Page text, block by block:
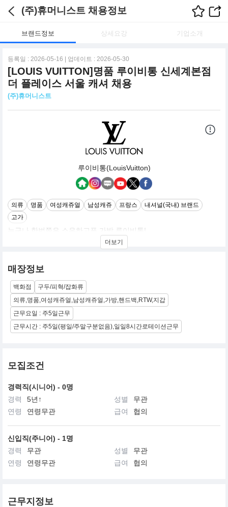
(주)휴머니스트 채용정보
브랜드정보 상세요강 기업소개
등록일 : 2026-05-16 | 업데이트 : 2026-05-30
[LOUIS VUITTON]명품 루이비통 신세계본점
더 플레이스 서울 캐셔 채용
(주)휴머니스트
루이비통(LouisVuitton)
의류 명품 여성캐쥬얼 남성캐쥬 프랑스
내셔널(국내) 브랜드
고가
누구나 한번쯤은 소유하고픈 가방 루이비통!
1854년 프랑스 파리에서 출발한 여행 가방 전문 브랜드로
루이비통은 견고한 품질과 다양한 기능성으로 모든 여행자의 사랑
을 받았고 특별 주문 제작으로 특별한 기호를 가진 고객 한 사람 한
사람의 요구에 부응하고 있다..
술탄의 압둘 하미드 3세, 스페인 왕 알폰소 8세, 억만장자 루치노 비
스콘티, 탐험가 찰스 린드버그는 특별 제작한 루이비통 없이는 절대
로 여행을 하지 않았던 것으로도 유명하다.
고 있으며 한때 인기를 반영하듯 모조품의 극성으로 몸살을 알은 적
더보기
매장정보
백화점
구두/피혁/잡화류
의류,명품,여성캐쥬얼,남성캐쥬얼,가방,핸드백,RTW,지갑
근무요일 : 주5일근무
근무시간 : 주5일(평일/주말구분없음),일일8시간로테이션근무
모집조건
경력직(시니어) - 0명
경력
5년↑ 성별
무관
연령
연령무관 급여 협의
신입직(주니어) - 1명
경력
무관 성별
무관
연령
연령무관 급여 협의
근무지정보